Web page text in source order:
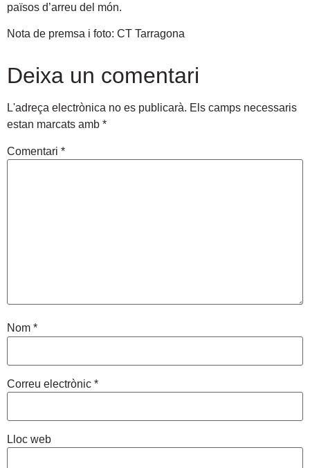
països d’arreu del món.
Nota de premsa i foto: CT Tarragona
Deixa un comentari
L'adreça electrònica no es publicarà. Els camps necessaris
estan marcats amb *
Comentari *
Nom *
Correu electrònic *
Lloc web